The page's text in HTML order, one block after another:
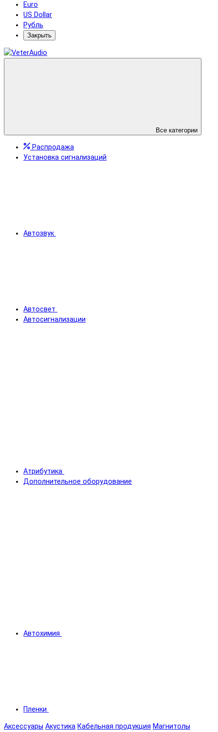
Euro
US Dollar
Рубль
Закрыть
Все категории
Распродажа
Установка сигнализаций
Автозвук
Автосвет
Автосигнализации
Атрибутика
Дополнительное оборудование
Автохимия
Пленки
Аксессуары Акустика Кабельная продукция Магнитолы